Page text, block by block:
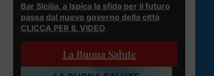
Bar Sicilia, a Ispica la sfida per il futuro
passa dal nuovo governo della città
CLICCA PER IL VIDEO
La Buona Salute